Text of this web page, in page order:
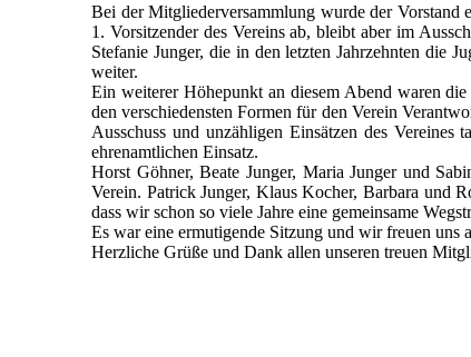
Bei der Mitgliederversammlung wurde der Vorstand
1. Vorsitzender des Vereins ab, bleibt aber im
Stefanie Junger, die in den letzten Jahrzehnten die
weiter.
Ein weiterer Höhepunkt an diesem Abend waren
den verschiedensten Formen für den Verein
Ausschuss und unzähligen Einsätzen des
ehrenamtlichen Einsatz.
Horst Göhner, Beate Junger, Maria Junger und
Verein. Patrick Junger, Klaus Kocher, Barbara und
dass wir schon so viele Jahre eine gemeinsame
Es war eine ermutigende Sitzung und wir freuen uns
Herzliche Grüße und Dank allen unseren treuen